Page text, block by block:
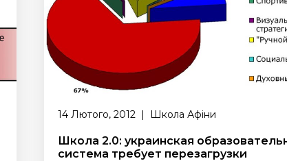
14 Лютого, 2012 | Школа Афіни
Школа 2.0: украинская
система требует перезагрузки